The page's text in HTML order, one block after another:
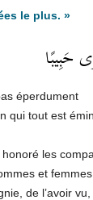
le plus. »
حَبِيبًا
je pas
qui tout est
honoré les
et
de l’avoir